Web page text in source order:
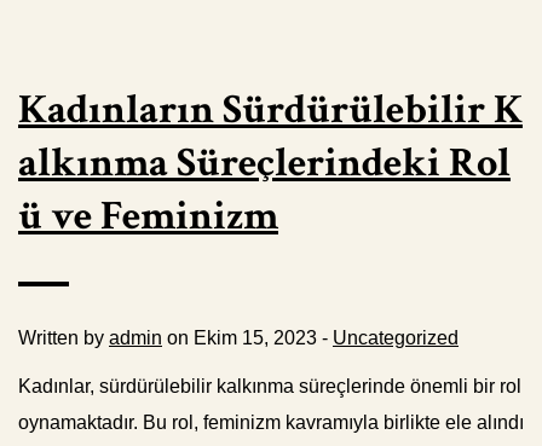
Kadınların Sürdürülebilir K
alkınma Süreçlerindeki Rol
ü ve Feminizm
Written by admin on Ekim 15, 2023 - Uncategorized
Kadınlar, sürdürülebilir kalkınma süreçlerinde önemli bir rol
oynamaktadır. Bu rol, feminizm kavramıyla birlikte ele alındı